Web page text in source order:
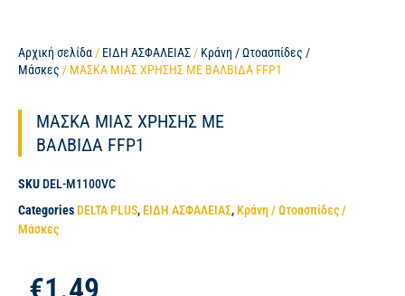
Αρχική σελίδα / ΕΙΔΗ ΑΣΦΑΛΕΙΑΣ / Κράνη / Ωτοασπίδες /
Μάσκες / ΜΑΣΚΑ ΜΙΑΣ ΧΡΗΣΗΣ ΜΕ ΒΑΛΒΙΔΑ FFP1
ΜΑΣΚΑ ΜΙΑΣ ΧΡΗΣΗΣ ΜΕ
ΒΑΛΒΙΔΑ FFP1
SKU DEL-M1100VC
Categories DELTA PLUS, ΕΙΔΗ ΑΣΦΑΛΕΙΑΣ, Κράνη / Ωτοασπίδες /
Μάσκες
€1.49